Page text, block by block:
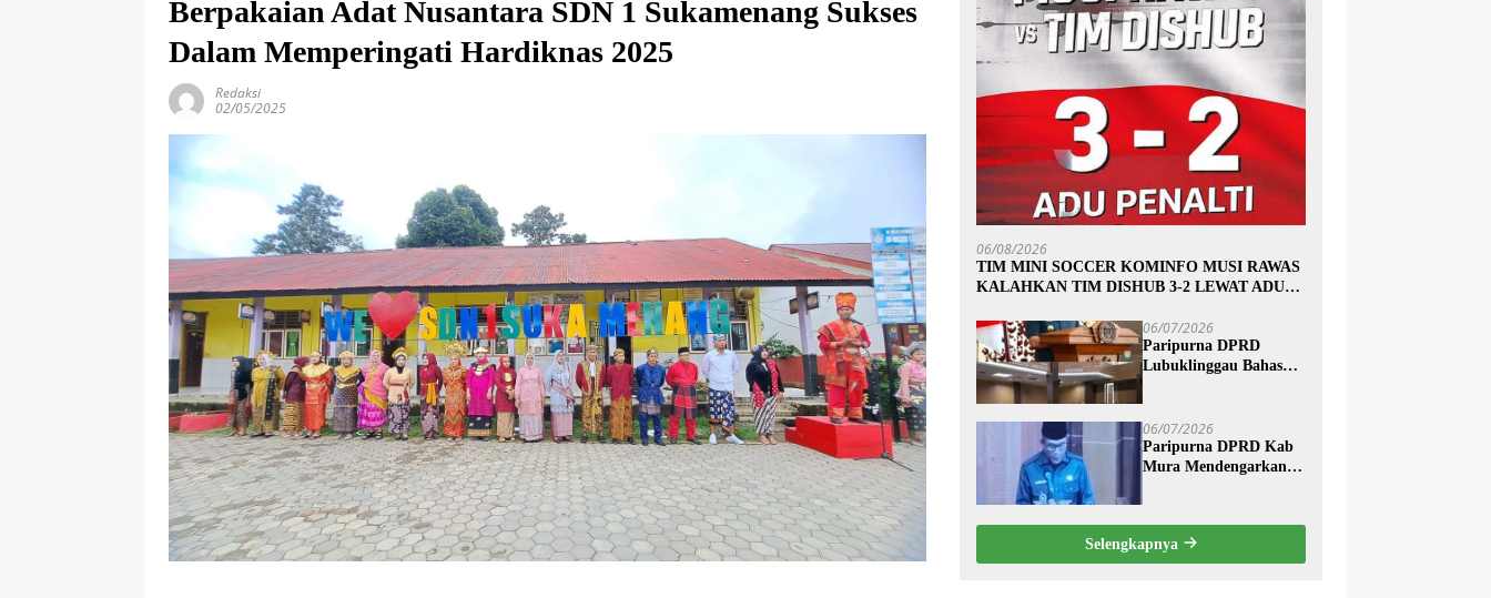
Berpakaian Adat Nusantara SDN 1 Sukamenang Sukses
Dalam Memperingati Hardiknas 2025
Redaksi
02/05/2025
06/08/2026
TIM MINI SOCCER KOMINFO MUSI RAWAS
KALAHKAN TIM DISHUB 3-2 LEWAT ADU
06/07/2026
Paripurna DPRD
Lubuklinggau Bahas
Sampaikan Jawaban
Eksekutif
06/07/2026
Paripurna DPRD Kab
Mura Mendengarkan
Raperda Tentang
Pertanggungjawaban
APBD Kabupaten Musi
Selengkapnya